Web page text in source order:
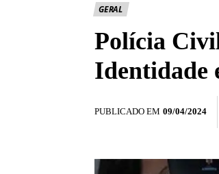
GERAL
Polícia
Identidade
PUBLICADO EM 09/04/2024